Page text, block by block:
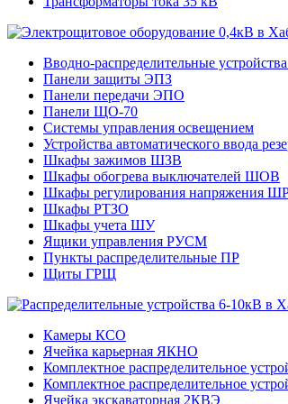
Вводно-распределительные
Панели защиты ЭПЗ
Панели передачи ЭПО
Панели ЩО-70
Системы управления освещением
Устройства автоматического ввода
Шкафы зажимов ШЗВ
Шкафы обогрева выключателей ШОВ
Шкафы регулирования напряжения
Шкафы РТЗО
Шкафы учета ШУ
Ящики управления РУСМ
Пункты распределительные ПР
Щиты ГРЩ
Камеры КСО
Ячейка карьерная ЯКНО
Комплектное распределительное
Комплектное распределительное
Ячейка экскаваторная 2КВЭ